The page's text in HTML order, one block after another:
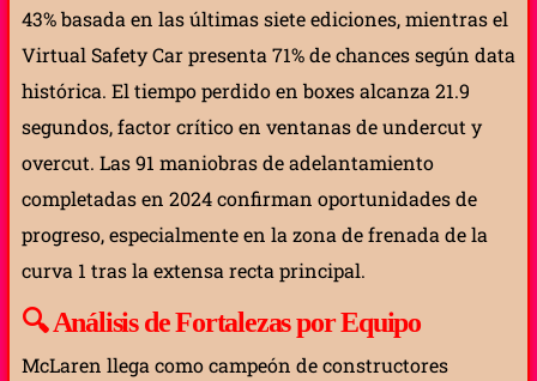
43% basada en las últimas siete ediciones, mientras el
Virtual Safety Car presenta 71% de chances según data
histórica. El tiempo perdido en boxes alcanza 21.9
segundos, factor crítico en ventanas de undercut y
overcut. Las 91 maniobras de adelantamiento
completadas en 2024 confirman oportunidades de
progreso, especialmente en la zona de frenada de la
curva 1 tras la extensa recta principal.
🔍Análisis de Fortalezas por Equipo
McLaren llega como campeón de constructores